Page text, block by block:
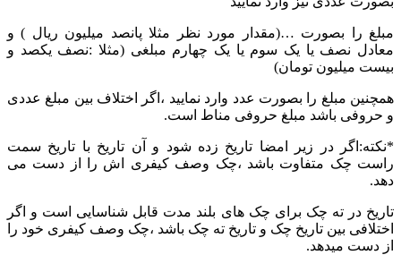
مبلغ را بصورت …(مقدار مورد نظر مثلا پانصد میلیون ریال ) و
معادل نصف یا یک سوم یا یک چهارم مبلغی (مثلا :نصف یکصد و
بیست میلیون تومان)
همچنین مبلغ را بصورت عدد وارد نمایید ،اگر اختلاف بین مبلغ عددی
و حروفی باشد مبلغ حروفی مناط است.
*نکته:اگر در زیر امضا تاریخ زده شود و آن تاریخ با تاریخ سمت
راست چک متفاوت باشد ،چک وصف کیفری اش را از دست می
دهد.
تاریخ در ته چک برای چک های بلند مدت قابل شناسایی است و اگر
اختلافی بین تاریخ چک و تاریخ ته چک باشد ،چک وصف کیفری خود را
از دست میدهد.